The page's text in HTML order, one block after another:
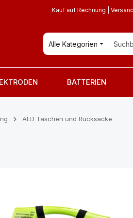
Kauf auf Rechnung |
Alle Kategorien
BATTERIEN
AED Taschen und Rucksäcke